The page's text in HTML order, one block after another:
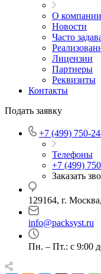
О компании
Новости
Часто
Лицензии
Партнеры
Реквизиты
Контакты
Подать заявку
+7 (499) 750-
Телефоны
+7 (499)
Заказать
129164, г.
info@packsyst.ru
Пн. – Пт.: с 9:00